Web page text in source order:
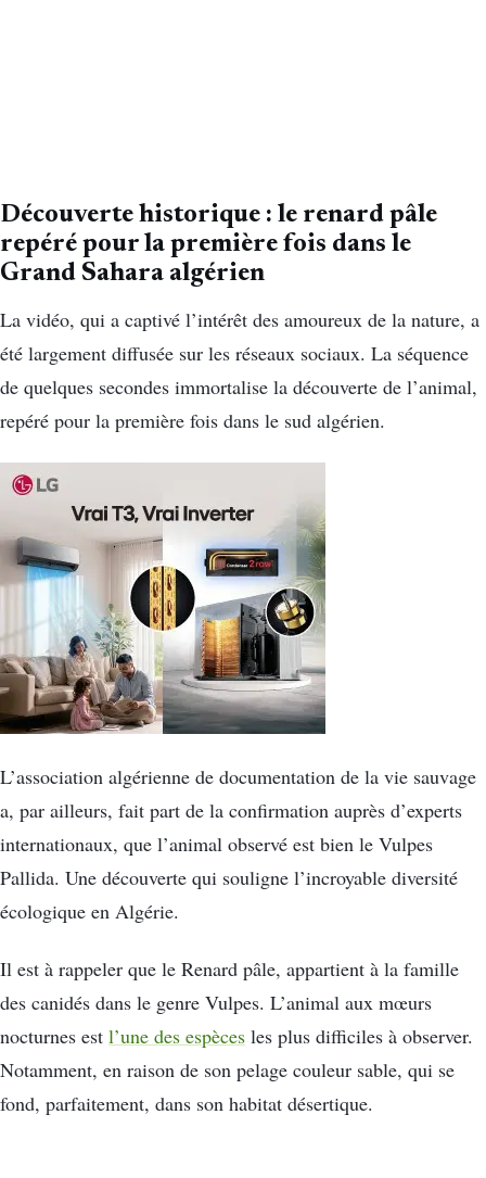
Découverte historique : le renard pâle
repéré pour la première fois dans le
Grand Sahara algérien
La vidéo, qui a captivé l’intérêt des amoureux de la nature, a
été largement diffusée sur les réseaux sociaux. La séquence
de quelques secondes immortalise la découverte de l’animal,
repéré pour la première fois dans le sud algérien.
L’association algérienne de documentation de la vie sauvage
a, par ailleurs, fait part de la confirmation auprès d’experts
internationaux, que l’animal observé est bien le Vulpes
Pallida. Une découverte qui souligne l’incroyable diversité
écologique en Algérie.
Il est à rappeler que le Renard pâle, appartient à la famille
des canidés dans le genre Vulpes. L’animal aux mœurs
nocturnes est l’une des espèces les plus difficiles à observer.
Notamment, en raison de son pelage couleur sable, qui se
fond, parfaitement, dans son habitat désertique.